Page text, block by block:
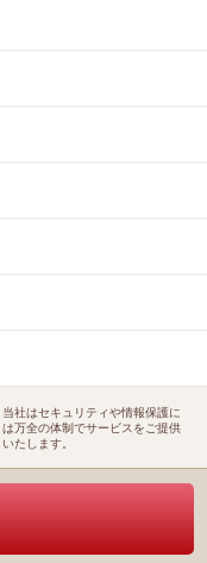
当社はセキュリティや情報保護に
は万全の体制でサービスをご提供
いたします。